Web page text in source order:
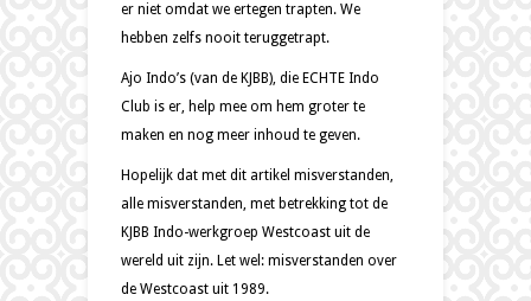
er niet omdat we ertegen trapten. We
hebben zelfs nooit teruggetrapt.
Ajo Indo’s (van de KJBB), die ECHTE Indo
Club is er, help mee om hem groter te
maken en nog meer inhoud te geven.
Hopelijk dat met dit artikel misverstanden,
alle misverstanden, met betrekking tot de
KJBB Indo-werkgroep Westcoast uit de
wereld uit zijn. Let wel: misverstanden over
de Westcoast uit 1989.